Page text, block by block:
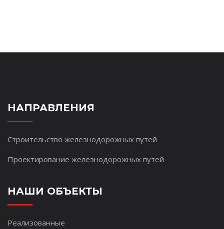
НАПРАВЛЕНИЯ
Строительство железнодорожных путей
Проектирование железнодорожных путей
НАШИ ОБЪЕКТЫ
Реализованные